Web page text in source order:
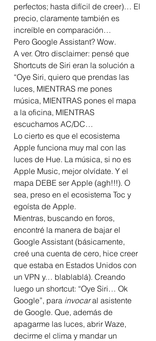
perfectos; hasta difícil de creer)… El
precio, claramente también es
increíble en comparación…
Pero Google Assistant? Wow.
A ver. Otro disclaimer: pensé que
Shortcuts de Siri eran la solución a
“Oye Siri, quiero que prendas las
luces, MIENTRAS me pones
música, MIENTRAS pones el mapa
a la oficina, MIENTRAS
escuchamos AC/DC…
Lo cierto es que el ecosistema
Apple funciona muy mal con las
luces de Hue. La música, si no es
Apple Music, mejor olvídate. Y el
mapa DEBE ser Apple (agh!!!). O
sea, preso en el ecosistema Toc y
egoísta de Apple.
Mientras, buscando en foros,
encontré la manera de bajar el
Google Assistant (básicamente,
creé una cuenta de cero, hice creer
que estaba en Estados Unidos con
un VPN y… blablablá). Creando
luego un shortcut: “Oye Siri… Ok
Google”, para invocar al asistente
de Google. Que, además de
apagarme las luces, abrir Waze,
decirme el clima y mandar un